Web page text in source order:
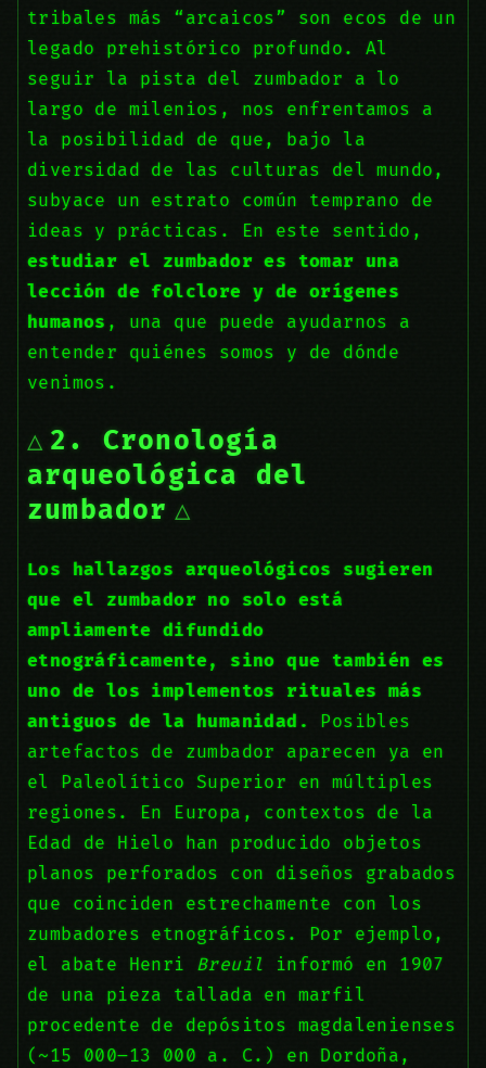
tribales más “arcaicos” son ecos de un
legado prehistórico profundo. Al
seguir la pista del zumbador a lo
largo de milenios, nos enfrentamos a
la posibilidad de que, bajo la
diversidad de las culturas del mundo,
subyace un estrato común temprano de
ideas y prácticas. En este sentido,
estudiar el zumbador es tomar una
lección de folclore y de orígenes
humanos , una que puede ayudarnos a
entender quiénes somos y de dónde
venimos.
2. Cronología
arqueológica del
zumbador
Los hallazgos arqueológicos sugieren
que el zumbador no solo está
ampliamente difundido
etnográficamente, sino que también es
uno de los implementos rituales más
antiguos de la humanidad.
Posibles
artefactos de zumbador aparecen ya en
el Paleolítico Superior en múltiples
regiones. En Europa, contextos de la
Edad de Hielo han producido objetos
planos perforados con diseños grabados
que coinciden estrechamente con los
zumbadores etnográficos. Por ejemplo,
el abate Henri Breuil informó en 1907
de una pieza tallada en marfil
procedente de depósitos magdalenienses
(~15 000–13 000 a. C.) en Dordoña,